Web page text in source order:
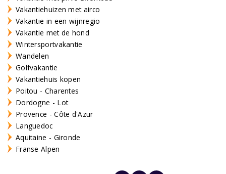
Vakantiehuizen met airco
Vakantie in een wijnregio
Vakantie met de hond
Wintersportvakantie
Wandelen
Golfvakantie
Vakantiehuis kopen
Poitou - Charentes
Dordogne - Lot
Provence - Côte d'Azur
Languedoc
Aquitaine - Gironde
Franse Alpen